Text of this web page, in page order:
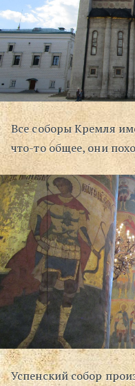
Все соборы Кремля
что-то общее, они
Успенский собор